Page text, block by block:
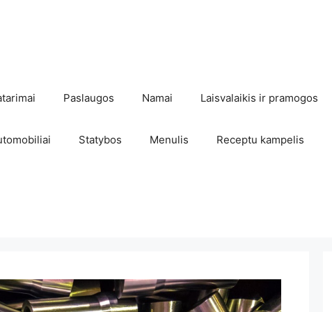
Paslaugos Namai Laisvalaikis ir pramogos
Statybos Menulis Receptu kampelis